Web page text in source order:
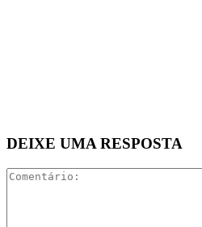
DEIXE UMA RESPOSTA